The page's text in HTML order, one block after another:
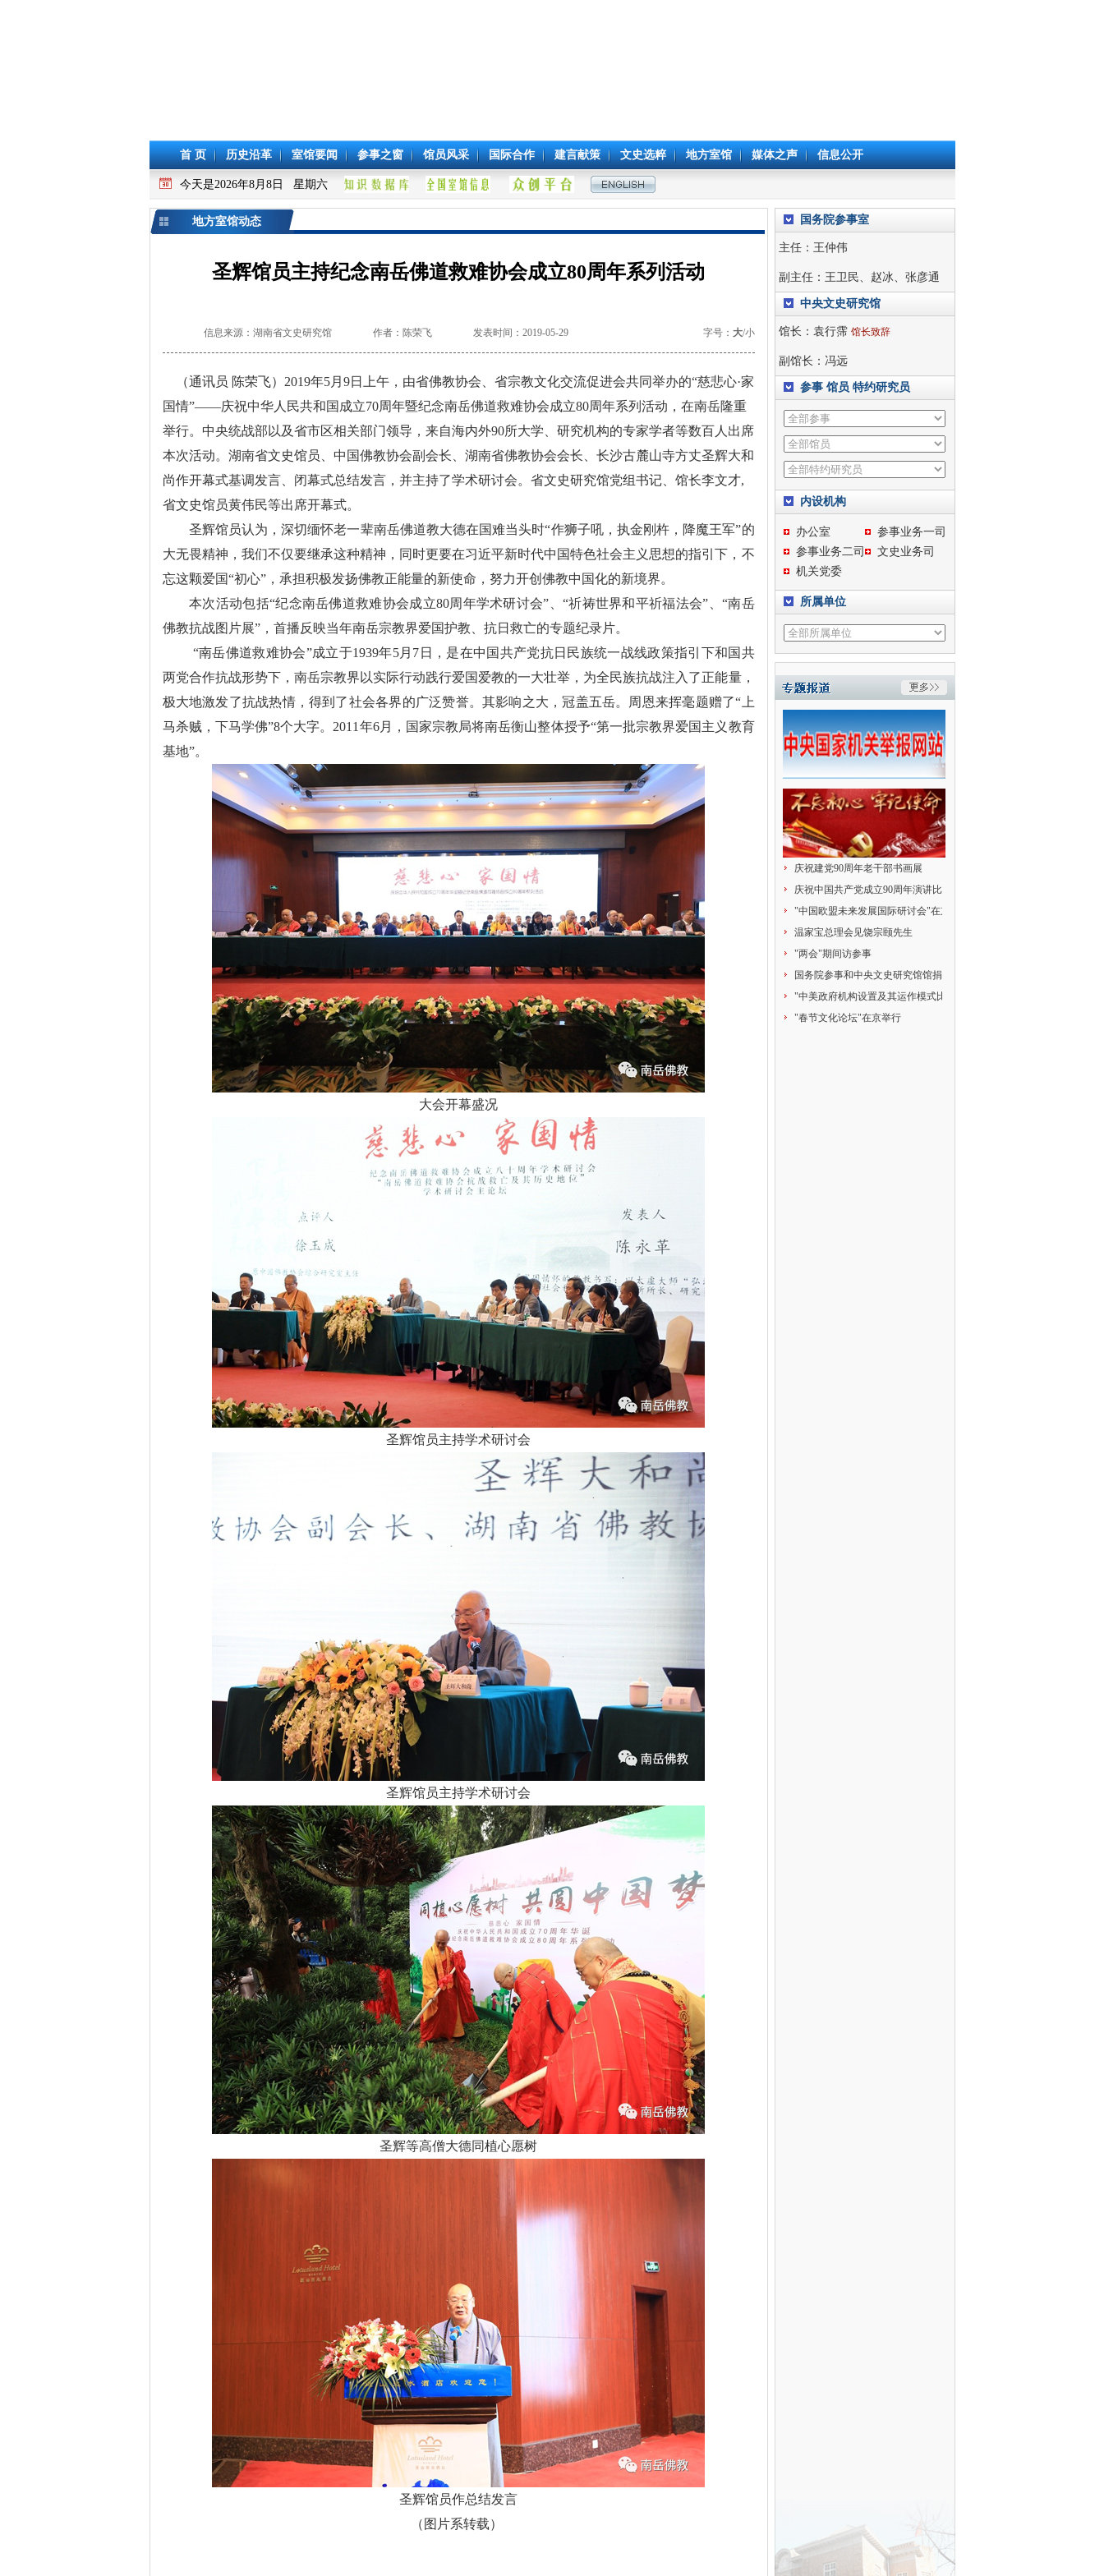
首 页 历史沿革 室馆要闻 参事之窗 馆员风采 国际合作 建言献策 文史选粹 地方室馆 媒体之声 信息公开
今天是2026年8月8日 星期六
地方室馆动态
圣辉馆员主持纪念南岳佛道救难协会成立80周年系列活动
信息来源：湖南省文史研究馆 作者：陈荣飞 发表时间：2019-05-29 字号： 大/小
（通讯员 陈荣飞） 2019年5月 9日上午， 由省佛教协会、省宗教文化交流促进会共同举办的“慈悲心·家
国情”——庆祝中华人民共和国成立70周年暨纪念南岳佛道救难协会成立80周年系列活动 ， 在南岳隆重
举行。中央统战部以及省市区相关部门领导 ， 来自海内外90所大学、研究机构的专家学者等数百人出席
本次活动。 湖南省文史馆员、中国佛教协会副会长、湖南省佛教协会会长、长沙古麓山寺方丈圣辉大和
尚作开幕式基调发言、闭幕式总结发言，并主持了学术研讨会。 省文史研究馆党组书记、馆长李文才,
省文史馆员黄伟民等出席开幕式。
圣辉馆员认为 ，深切缅怀老一辈南岳佛道教大德在国难当头时“作狮子吼，执金刚杵 ， 降魔王军”的
大无畏精神，我们不仅要继承这种精神 ， 同时更要在习近平新时代中国特色社会主义思想的指引下，不
忘这颗爱国“初心”， 承担积极发扬佛教正能量的新使命，努力开创佛教中国化的新境界。
本次活动包括“纪念南岳佛道救难协会成立80周年学术研讨会” “祈祷世界和平祈福法会” “南岳
佛教抗战图片展”， 首播反映当年南岳宗教界爱国护教、抗日救亡的专题纪录片。
“南岳佛道救难协会”成立于1939年5月 7 日 ， 是在中国共产党抗日民族统一战线政策指引下和国共
两党合作抗战形势下，南岳宗教界以实际行动践行爱国爱教的一大壮举 ， 为全民族抗战注入了正能量，
极大地激发了抗战热情，得到了社会各界的广泛赞誉。其影响之大 ，冠盖五岳。周恩来挥毫题赠了“ 上
马杀贼， 下马学佛”8个大字。 2011 年6月 ， 国家宗教局将南岳衡山整体授予“第一批宗教界爱国主义教育
基地”。
大会开幕盛况
圣辉馆员主持学术研讨会
圣辉馆员主持学术研讨会
圣辉等高僧大德同植心愿树
圣辉馆员作总结发言
（图片系转载）
国务院参事室
主任： 王仲伟
副主任： 王卫民、 赵冰、 张彦通
中央文史研究馆
馆长： 袁行霈 馆长致辞
副馆长： 冯远
参事 馆员 特约研究员
内设机构
办公室
参事业务一司
参事业务二司
文史业务司
机关党委
所属单位
庆祝建党90周年老干部书画展
庆祝中国共产党成立90周年演讲比赛
"中国欧盟未来发展国际研讨会"在京举行
温家宝总理会见饶宗颐先生
"两会"期间访参事
国务院参事和中央文史研究馆馆捐赠献爱心
"中美政府机构设置及其运作模式比较研究"研讨会
"春节文化论坛"在京举行